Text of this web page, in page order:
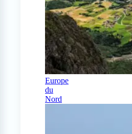
Europe
du
Nord